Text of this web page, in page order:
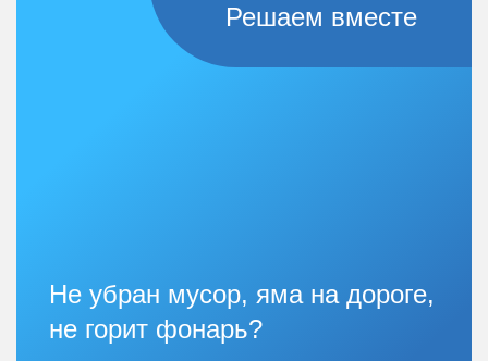
Решаем вместе
Не убран мусор, яма на дороге,
не горит фонарь?